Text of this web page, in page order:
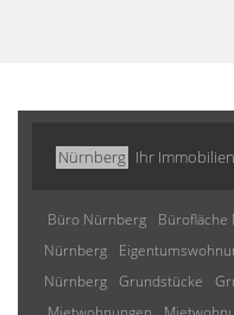
Nürnberg Ihr
Büro Nürnberg Bürofläche
Nürnberg
Nürnberg Grundstücke